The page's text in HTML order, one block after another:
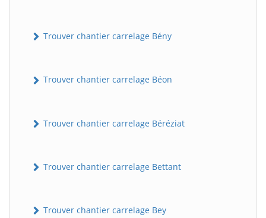
Trouver chantier carrelage Bény
Trouver chantier carrelage Béon
Trouver chantier carrelage Béréziat
Trouver chantier carrelage Bettant
Trouver chantier carrelage Bey